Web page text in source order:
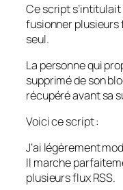
Ce script
fusionner plusieurs
seul.
La personne qui
supprimé de son
récupéré avant sa
Voici ce script :
J’ai légèrement
Il marche
plusieurs flux RSS.